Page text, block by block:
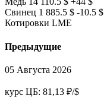
Свинец 1 885.5 $ -10.5 $
Котировки LME
Предыдущие
05 Августа 2026
курс ЦБ: 81,13 ₽/$